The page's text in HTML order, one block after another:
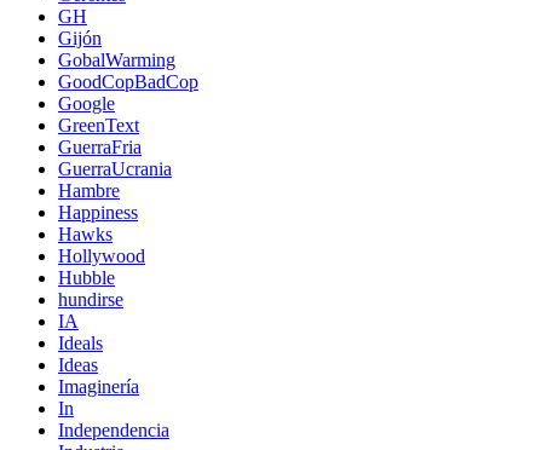
GH
Gijón
GobalWarming
GoodCopBadCop
Google
GreenText
GuerraFria
GuerraUcrania
Hambre
Happiness
Hawks
Hollywood
Hubble
hundirse
IA
Ideals
Ideas
Imaginería
In
Independencia